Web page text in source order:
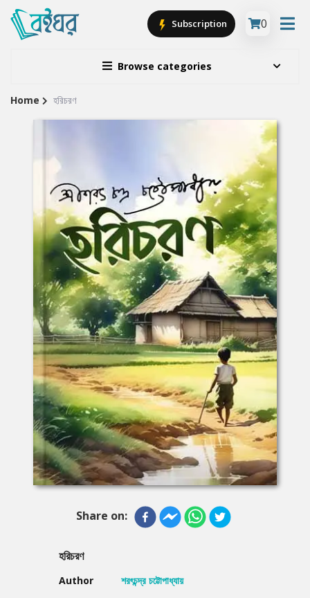
Browse categories
Subscription 0
Site
Breadcrumb
Home হরিচরণ
Share on:
হরিচরণ
Author
শরৎচন্দ্র চট্টোপাধ্যায়